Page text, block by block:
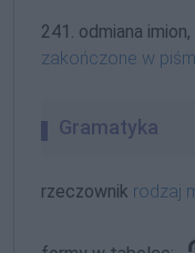
241. odmiana
zakończone w
Gramatyka
rzeczownik rodzaj